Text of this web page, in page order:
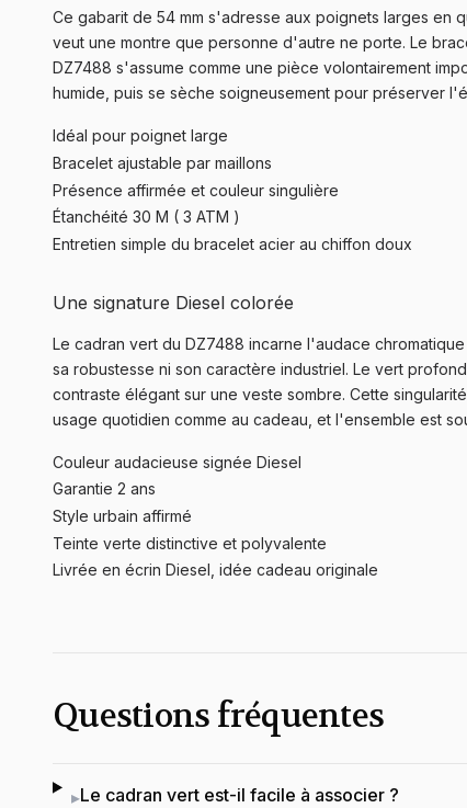
Ce gabarit de 54 mm s'adresse aux poignets larges en
veut une montre que personne d'autre ne porte. Le
DZ7488 s'assume comme une pièce volontairement
humide, puis se sèche soigneusement pour préserver
Idéal pour poignet large
Bracelet ajustable par maillons
Présence affirmée et couleur singulière
Étanchéité 30 M ( 3 ATM )
Entretien simple du bracelet acier au chiffon doux
Une signature Diesel colorée
Le cadran vert du DZ7488 incarne l'audace
sa robustesse ni son caractère industriel. Le vert
contraste élégant sur une veste sombre. Cette
usage quotidien comme au cadeau, et l'ensemble est
Couleur audacieuse signée Diesel
Garantie 2 ans
Style urbain affirmé
Teinte verte distinctive et polyvalente
Livrée en écrin Diesel, idée cadeau originale
Questions fréquentes
▸Le cadran vert est-il facile à associer ?